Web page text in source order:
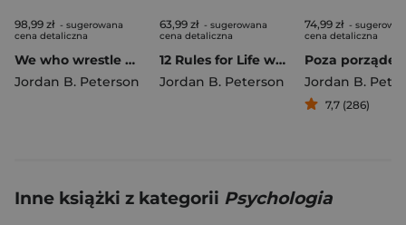
98,99 zł - sugerowana
cena detaliczna
We who wrestle with God wer. angielska
Jordan B. Peterson
63,99 zł - sugerowana
cena detaliczna
12 Rules for Life wer. angielska
Jordan B. Peterson
74,99 zł -
cena detaliczna
Jordan B.
7,7 (286)
Inne książki z kategorii Psychologia